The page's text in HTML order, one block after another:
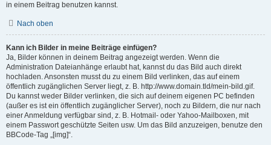
in einem Beitrag benutzen kannst.
Nach oben
Kann ich Bilder in meine Beiträge einfügen?
Ja, Bilder können in deinem Beitrag angezeigt werden. Wenn die
Administration Dateianhänge erlaubt hat, kannst du das Bild auch direkt
hochladen. Ansonsten musst du zu einem Bild verlinken, das auf einem
öffentlich zugänglichen Server liegt, z. B. http://www.domain.tld/mein-bild.gif.
Du kannst weder Bilder verlinken, die sich auf deinem eigenen PC befinden
(außer es ist ein öffentlich zugänglicher Server), noch zu Bildern, die nur nach
einer Anmeldung verfügbar sind, z. B. Hotmail- oder Yahoo-Mailboxen, mit
einem Passwort geschützte Seiten usw. Um das Bild anzuzeigen, benutze den
BBCode-Tag „[img]“.